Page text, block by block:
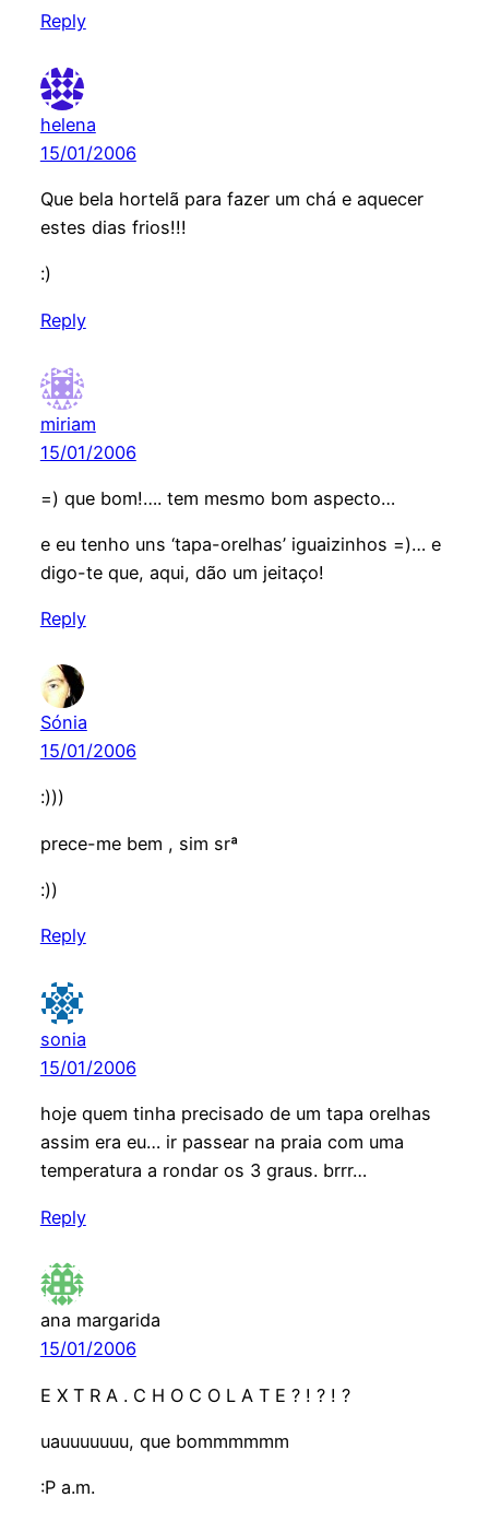
Reply
helena
15/01/2006
Que bela hortelã para fazer um chá e aquecer
estes dias frios!!!
:)
Reply
miriam
15/01/2006
=) que bom!…. tem mesmo bom aspecto…
e eu tenho uns ‘tapa-orelhas’ iguaizinhos =)… e
digo-te que, aqui, dão um jeitaço!
Reply
Sónia
15/01/2006
:)))
prece-me bem , sim srª
:))
Reply
sonia
15/01/2006
hoje quem tinha precisado de um tapa orelhas
assim era eu… ir passear na praia com uma
temperatura a rondar os 3 graus. brrr…
Reply
ana margarida
15/01/2006
E X T R A . C H O C O L A T E ? ! ? ! ?
uauuuuuuu, que bommmmmm
:P a.m.